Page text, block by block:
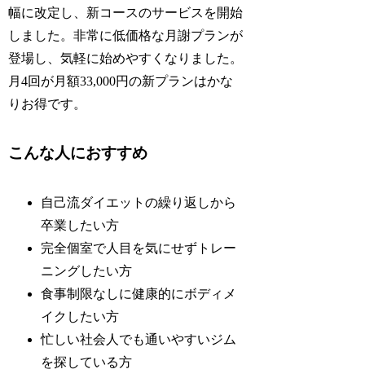
幅に改定し、新コースのサービスを開始
しました。非常に低価格な月謝プランが
登場し、気軽に始めやすくなりました。
月4回が月額33,000円の新プランはかな
りお得です。
こんな人におすすめ
自己流ダイエットの繰り返しから
卒業したい方
完全個室で人目を気にせずトレー
ニングしたい方
食事制限なしに健康的にボディメ
イクしたい方
忙しい社会人でも通いやすいジム
を探している方